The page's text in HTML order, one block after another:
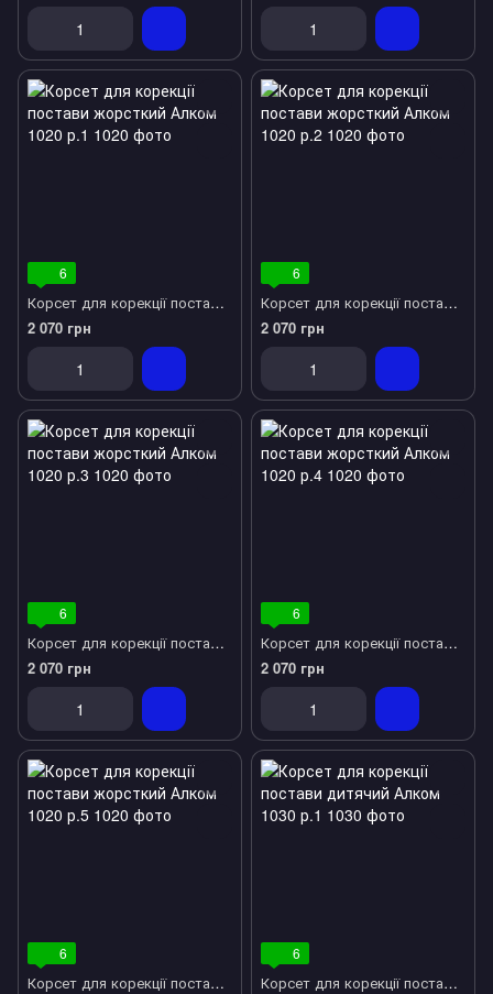
6
Корсет для корекції постави жорсткий Алком 1020 р.1
2 070 грн
6
Корсет для корекції постави жорсткий Алком 1020 р.2
2 070 грн
6
Корсет для корекції постави жорсткий Алком 1020 р.3
2 070 грн
6
Корсет для корекції постави жорсткий Алком 1020 р.4
2 070 грн
6
Корсет для корекції постави жорсткий Алком 1020 р.5
6
Корсет для корекції постави дитячий Алком 1030 р.1